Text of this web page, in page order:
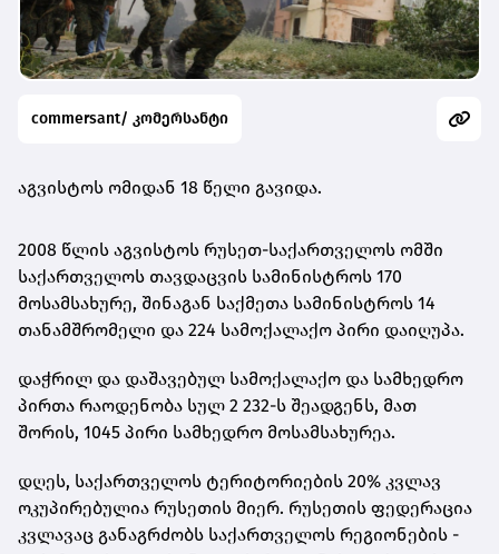
commersant/ კომერსანტი
აგვისტოს ომიდან 18 წელი გავიდა.
2008 წლის აგვისტოს რუსეთ-საქართველოს ომში
საქართველოს თავდაცვის სამინისტროს 170
მოსამსახურე, შინაგან საქმეთა სამინისტროს 14
თანამშრომელი და 224 სამოქალაქო პირი დაიღუპა.
დაჭრილ და დაშავებულ სამოქალაქო და სამხედრო
პირთა რაოდენობა სულ 2 232-ს შეადგენს, მათ
შორის, 1045 პირი სამხედრო მოსამსახურეა.
დღეს, საქართველოს ტერიტორიების 20% კვლავ
ოკუპირებულია რუსეთის მიერ. რუსეთის ფედერაცია
კვლავაც განაგრძობს საქართველოს რეგიონების -